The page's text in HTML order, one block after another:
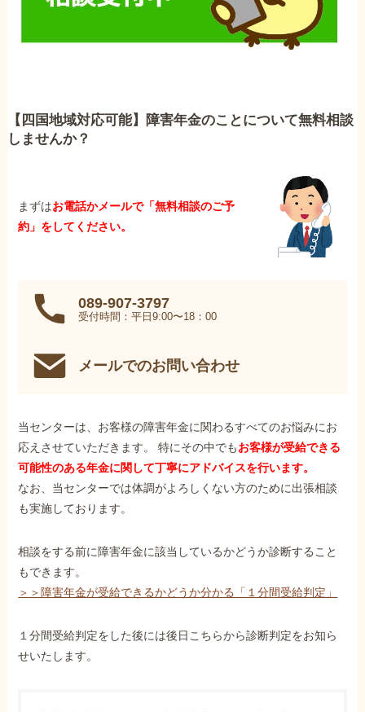
【四国地域対応可能】障害年金のことについて無料相談
しませんか？
まずはお電話かメールで「無料相談のご予
約」をしてください。
089-907-3797
受付時間：平日9:00〜18：00
メールでのお問い合わせ
当センターは、お客様の障害年金に関わるすべてのお悩みにお
応えさせていただきます。 特にその中でもお客様が受給できる
可能性のある年金に関して丁寧にアドバイスを行います。
なお、当センターでは体調がよろしくない方のために出張相談
も実施しております。
相談をする前に障害年金に該当しているかどうか診断すること
もできます。
＞＞障害年金が受給できるかどうか分かる「１分間受給判定」
１分間受給判定をした後には後日こちらから診断判定をお知ら
せいたします。